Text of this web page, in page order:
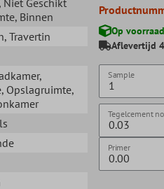
, Binnen
, Travertin
,
, Opslagruimte,
Op voorraad
Aflevertijd
Sample
Tegelcement
Primer